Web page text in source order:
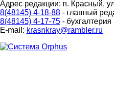
Адрес редакции: п. Красный,
8(48145) 4-18-88 - главный
8(48145) 4-17-75 -
E-mail: krasnkray@rambler.ru